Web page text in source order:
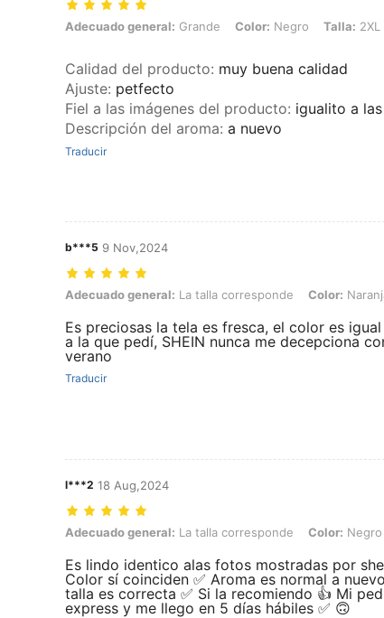
Adecuado general: Grande, Color: Negro, Talla: 2XL
Adecuado general: Grande Color: Negro Talla: 2XL
Calidad del producto: muy buena calidad
Ajuste: petfecto
Fiel a las imágenes del producto: igualito a
Descripción del aroma: a nuevo
Traducir
b***5 9 Nov,2024
Adecuado general: La talla corresponde, Color: Naranja, Talla:
Adecuado general: La talla corresponde Color:
Es preciosas la tela es fresca, el color es
a la que pedí, SHEIN nunca me decepciona
verano
Traducir
l***2 18 Aug,2024
Adecuado general: La talla corresponde, Color: Negro, Talla: 0XL
Adecuado general: La talla corresponde Color: Negro
Es lindo identico alas fotos mostradas por
Color sí coinciden ✅️ Aroma es normal a
talla es correcta ✅️ Si la recomiendo 👍 Mi
express y me llego en 5 días hábiles ✅️ 🙃